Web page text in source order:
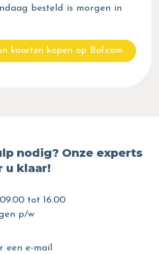
besteld is morgen in
kaarten kopen op Bol.com
nodig? Onze experts
u klaar!
tot 16.00
p/w
een e-mail